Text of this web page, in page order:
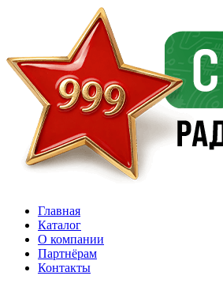
Главная
Каталог
О компании
Партнёрам
Контакты